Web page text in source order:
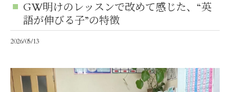
GW明けのレッスンで改めて感じた、“英
語が伸びる子”の特徴
2026/05/13